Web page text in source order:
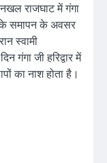
राजघाट में गंगा
के समापन के अवसर
स्वामी
गंगा जी हरिद्वार में
का नाश होता है।